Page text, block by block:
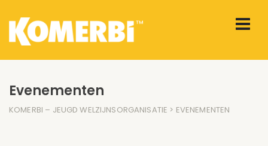
Evenementen
KOMERBI – JEUGD WELZIJNSORGANISATIE > EVENEMENTEN